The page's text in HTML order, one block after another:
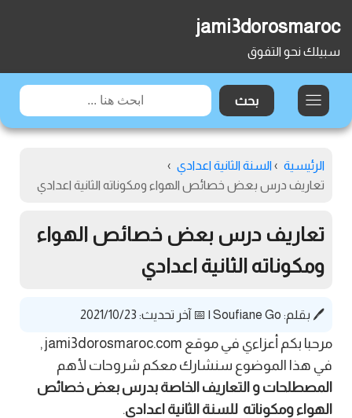
jami3dorosmaroc
سبيلك نحو التفوق
الرئيسية › السنة الثانية اعدادي ›
تعاريف درس بعض خصائص الهواء ومكوناته الثانية اعدادي
تعاريف درس بعض خصائص الهواء
ومكوناته الثانية اعدادي
🖊️ بقلم: Soufiane Go
| 📅 آخر تحديث: 2021/10/23
مرحبا بكم أعزاءي في موقع jami3dorosmaroc.com ,
في هذا الموضوع سنشارك معكم شروحات لأهم
المصطلحات و التعاريف الخاصة بدرس بعض خصائص
الهواء ومكوناته للسنة الثانية اعدادي.